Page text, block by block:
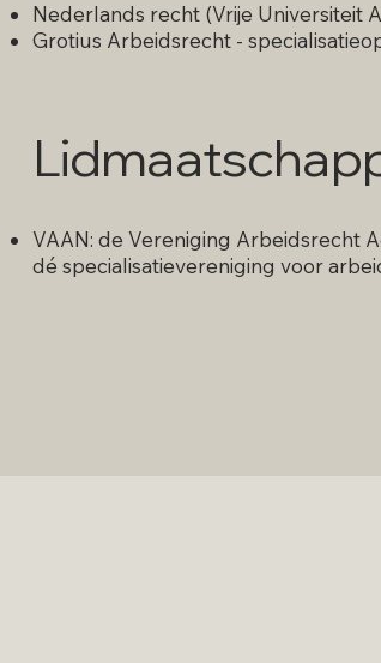
Nederlands recht (Vrije Universiteit
Grotius Arbeidsrecht -
VAAN: de Vereniging Arbeidsrecht
dé specialisatievereniging voor